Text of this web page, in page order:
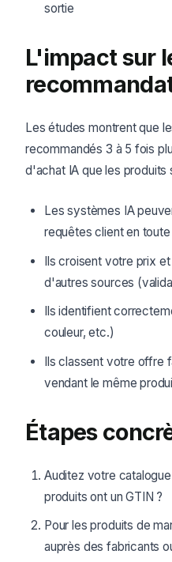
sortie
L'impact sur
Les études montrent que
recommandés 3 à 5 fois
d'achat IA que les produits
Les systèmes IA
requêtes client en
Ils croisent votre prix
d'autres sources
Ils identifient
couleur, etc.)
Ils classent votre offre
vendant le même
Étapes
Auditez votre
produits ont un GTIN ?
Pour les produits de
auprès des fabricants